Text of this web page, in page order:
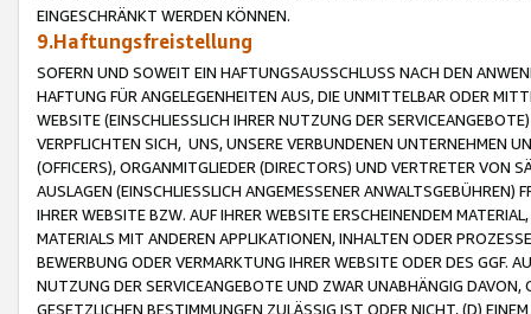
EINGESCHRÄNKT WERDEN KÖNNEN.
9.Haftungsfreistellung
SOFERN UND SOWEIT EIN HAFTUNGSAUSSCHLUSS NACH DEN
HAFTUNG FÜR ANGELEGENHEITEN AUS, DIE UNMITTELBAR ODER
WEBSITE (EINSCHLIESSLICH IHRER NUTZUNG DER
VERPFLICHTEN SICH, UNS, UNSERE VERBUNDENEN UNTERNEHMEN
(OFFICERS), ORGANMITGLIEDER (DIRECTORS) UND VERTRETER VON
AUSLAGEN (EINSCHLIESSLICH ANGEMESSENER
IHRER WEBSITE BZW. AUF IHRER WEBSITE ERSCHEINENDEM
MATERIALS MIT ANDEREN APPLIKATIONEN, INHALTEN ODER
BEWERBUNG ODER VERMARKTUNG IHRER WEBSITE ODER DES GGF.
NUTZUNG DER SERVICEANGEBOTE UND ZWAR UNABHÄNGIG
GESETZLICHEN BESTIMMUNGEN ZULÄSSIG IST ODER NICHT, (D)